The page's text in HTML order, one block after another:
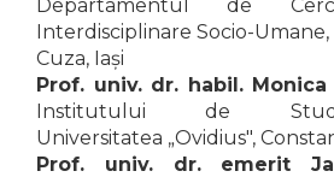
Departamentul de
Interdisciplinare Socio-Umane,
Cuza, Iași
Prof. univ. dr. habil. Monica
Institutului de
Universitatea „Ovidius",
Prof. univ. dr. emerit